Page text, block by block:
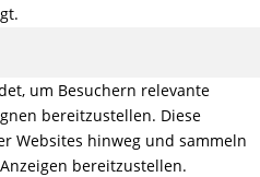
um Besuchern relevante
bereitzustellen. Diese
Websites hinweg und sammeln
bereitzustellen.